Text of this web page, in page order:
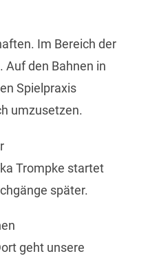
Im Bereich der
den Bahnen in
Spielpraxis
umzusetzen.
Trompke startet
später.
geht unsere